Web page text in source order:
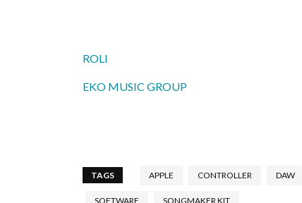
ROLI
EKO MUSIC GROUP
TAGS APPLE CONTROLLER DAW
SOFTWARE SONGMAKER KIT